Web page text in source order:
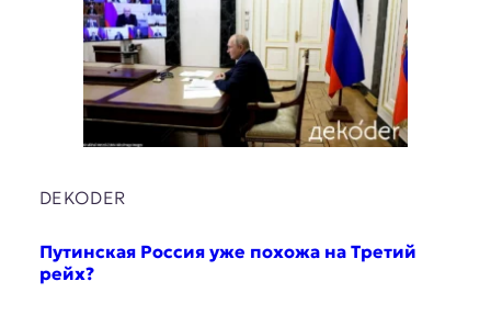
DEKODER
Путинская Россия уже похожа на Третий
рейх?